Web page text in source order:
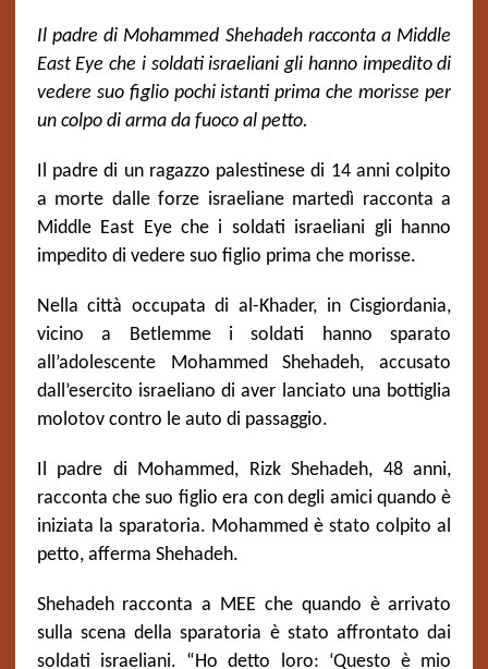
Il padre di Mohammed Shehadeh racconta a Middle
East Eye che i soldati israeliani gli hanno impedito di
vedere suo figlio pochi istanti prima che morisse per
un colpo di arma da fuoco al petto.
Il padre di un ragazzo palestinese di 14 anni colpito
a morte dalle forze israeliane martedì racconta a
Middle East Eye che i soldati israeliani gli hanno
impedito di vedere suo figlio prima che morisse.
Nella città occupata di al-Khader, in Cisgiordania,
vicino a Betlemme i soldati hanno sparato
all’adolescente Mohammed Shehadeh, accusato
dall’esercito israeliano di aver lanciato una bottiglia
molotov contro le auto di passaggio.
Il padre di Mohammed, Rizk Shehadeh, 48 anni,
racconta che suo figlio era con degli amici quando è
iniziata la sparatoria. Mohammed è stato colpito al
petto, afferma Shehadeh.
Shehadeh racconta a MEE che quando è arrivato
sulla scena della sparatoria è stato affrontato dai
soldati israeliani. “Ho detto loro: ‘Questo è mio